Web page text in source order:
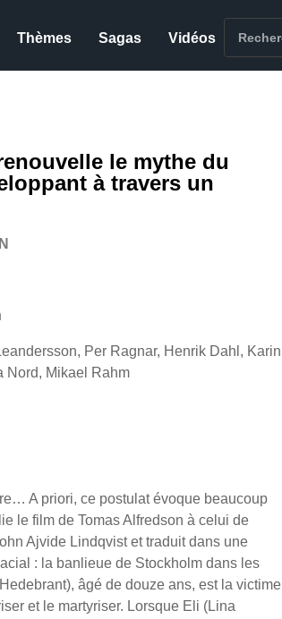
Thèmes Sagas Vidéos
le mythe du
à travers un
Per Ragnar, Henrik Dahl, Karin
Nord, Mikael Rahm
A priori, ce postulat évoque beaucoup
le film de Tomas Alfredson à celui de
Ajvide Lindqvist et traduit dans une
: la banlieue de Stockholm dans les
âgé de douze ans, est la victime
et le martyriser. Lorsque Eli (Lina